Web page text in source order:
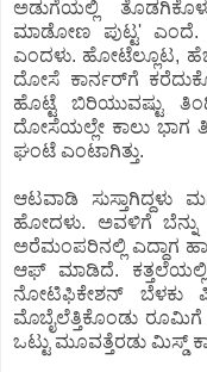
ಅಡುಗೆಯಲ್ಲಿ
ಮಾಡೋಣ ಪುಟ್ಟ'
ಎಂದಳು. ಹೋಟೆಲ್ಲೂಟ,
ದೋಸೆ ಕಾರ್ನರ್‌ಗೆ
ಹೊಟ್ಟೆ ಬಿರಿಯುವಷ್ಟು
ದೋಸೆಯಲ್ಲೇ ಕಾಲು ಭಾಗ
ಘಂಟೆ ಎಂಟಾಗಿತ್ತು.
ಆಟವಾಡಿ ಸುಸ್ತಾಗಿದ್ದಳು
ಹೋದಳು. ಅವಳಿಗೆ ಬೆನ್ನು
ಅರೆಮಂಪರಿನಲ್ಲಿ ಎದ್ದಾಗ
ಆಫ್ ಮಾಡಿದೆ.
ನೋಟಿಫಿಕೇಶನ್ ಬೆಳಕು ಪಿಳ
ಮೊಬೈಲೆತ್ತಿಕೊಂಡು
ಒಟ್ಟು ಮೂವತ್ತೆರಡು ಮಿಸ್ಡ್